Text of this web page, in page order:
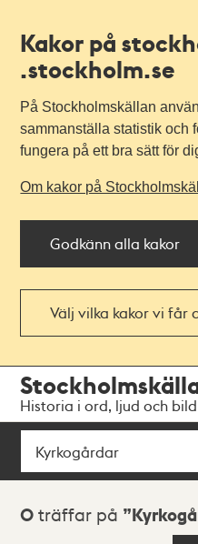
Kakor på
.stockholm.se
På Stockholmskällan
sammanställa statistik och
fungera på ett bra sätt för
Om kakor på
Godkänn alla kakor
Välj vilka kakor vi får
navigationen
huvudinnehållet
Historia i ord, ljud och bild
Sök
Sökresultat
0 träffar på